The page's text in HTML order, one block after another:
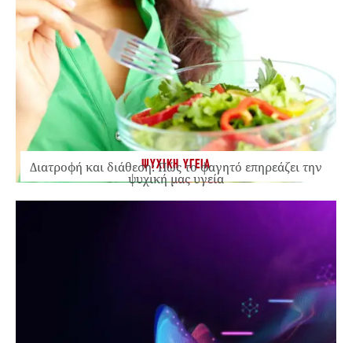
ΨΥΧΙΚΗ ΥΓΕΙΑ
Διατροφή και διάθεση: Πώς το φαγητό επηρεάζει την
ψυχική μας υγεία